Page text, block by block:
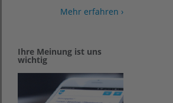
Mehr erfahren ›
Ihre Meinung ist uns
wichtig